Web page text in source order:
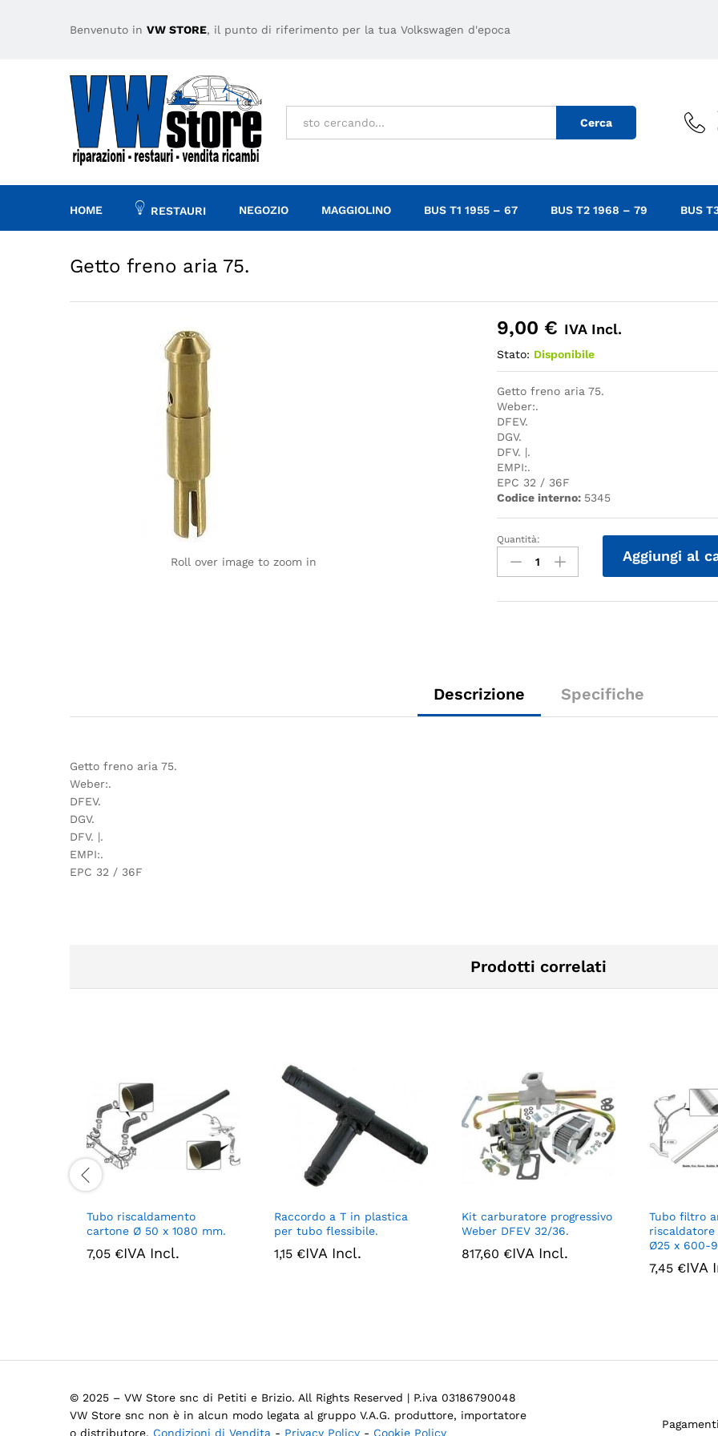
Benvenuto in VW STORE, il punto di riferimento per la tua Volkswagen d'epoca
Tutto Cerca
HOME RESTAURI NEGOZIO MAGGIOLINO BUS T1 1955 – 67 BUS T2 1968 – 79 BUS
Getto freno aria 75.
Roll over image to zoom in
9,00 € IVA Incl.
Stato: Disponibile
Getto freno aria 75.
Weber:.
DFEV.
DGV.
DFV. |.
EMPI:.
EPC 32 / 36F
Codice interno: 5345
Quantità
Quantità:
Aggiungi al
Descrizione Specifiche
Getto freno aria 75.
Weber:.
DFEV.
DGV.
DFV. |.
EMPI:.
EPC 32 / 36F
Prodotti correlati
Tubo riscaldamento
cartone Ø 50 x 1080 mm.
7,05 €IVA Incl.
Raccordo a T in plastica
per tubo flessibile.
1,15 €IVA Incl.
Kit carburatore progressivo
Weber DFEV 32/36.
817,60 €IVA Incl.
Tubo filtro
Ø25 x 600-
7,45 €IVA
© 2025 – VW Store snc di Petiti e Brizio. All Rights Reserved | P.iva 03186790048
VW Store snc non è in alcun modo legata al gruppo V.A.G. produttore, importatore
o distributore. Condizioni di Vendita - Privacy Policy - Cookie Policy
Descrizione Specifiche